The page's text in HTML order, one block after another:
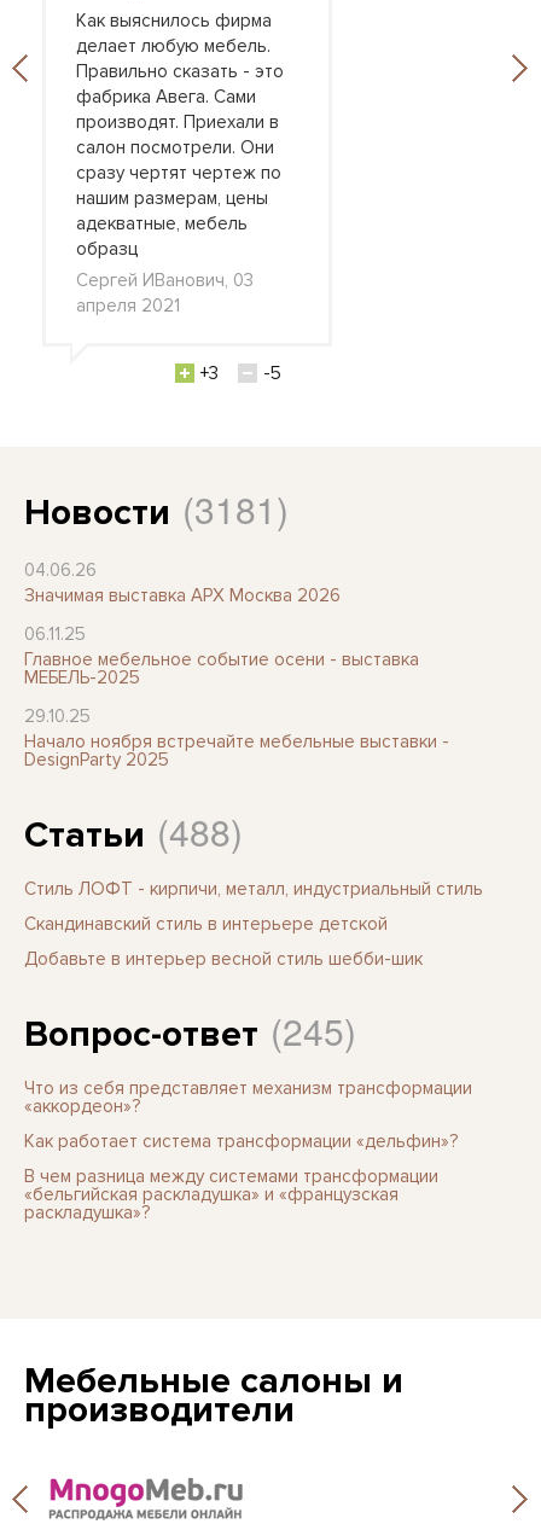
Как выяснилось фирма
делает любую мебель.
Правильно сказать - это
фабрика Авега. Сами
производят. Приехали в
салон посмотрели. Они
сразу чертят чертеж по
нашим размерам, цены
адекватные, мебель
образц
Сергей ИВанович, 03
апреля 2021
+3 -5
Новости (3181)
04.06.26
Значимая выставка АРХ Москва 2026
06.11.25
Главное мебельное событие осени - выставка
МЕБЕЛЬ-2025
29.10.25
Начало ноября встречайте мебельные выставки -
DesignParty 2025
Статьи (488)
Стиль ЛОФТ - кирпичи, металл, индустриальный стиль
Скандинавский стиль в интерьере детской
Добавьте в интерьер весной стиль шебби-шик
Вопрос-ответ (245)
Что из себя представляет механизм трансформации
«аккордеон»?
Как работает система трансформации «дельфин»?
В чем разница между системами трансформации
«бельгийская раскладушка» и «французская
раскладушка»?
Мебельные салоны и
производители